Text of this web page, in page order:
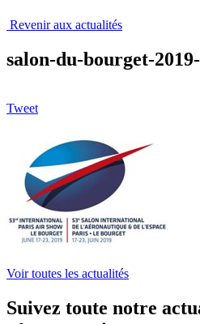
Revenir aux actualités
salon-du-bourget-
Tweet
Voir toutes les actualités
Suivez toute notre